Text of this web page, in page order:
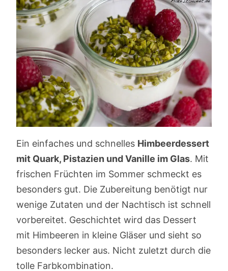
Ein einfaches und schnelles Himbeerdessert
mit Quark, Pistazien und Vanille im Glas. Mit
frischen Früchten im Sommer schmeckt es
besonders gut. Die Zubereitung benötigt nur
wenige Zutaten und der Nachtisch ist schnell
vorbereitet. Geschichtet wird das Dessert
mit Himbeeren in kleine Gläser und sieht so
besonders lecker aus. Nicht zuletzt durch die
tolle Farbkombination.